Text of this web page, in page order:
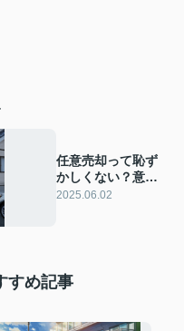
任意売却って恥ず
かしくない？意外
と知られていない
2025.06.02
すめ記事